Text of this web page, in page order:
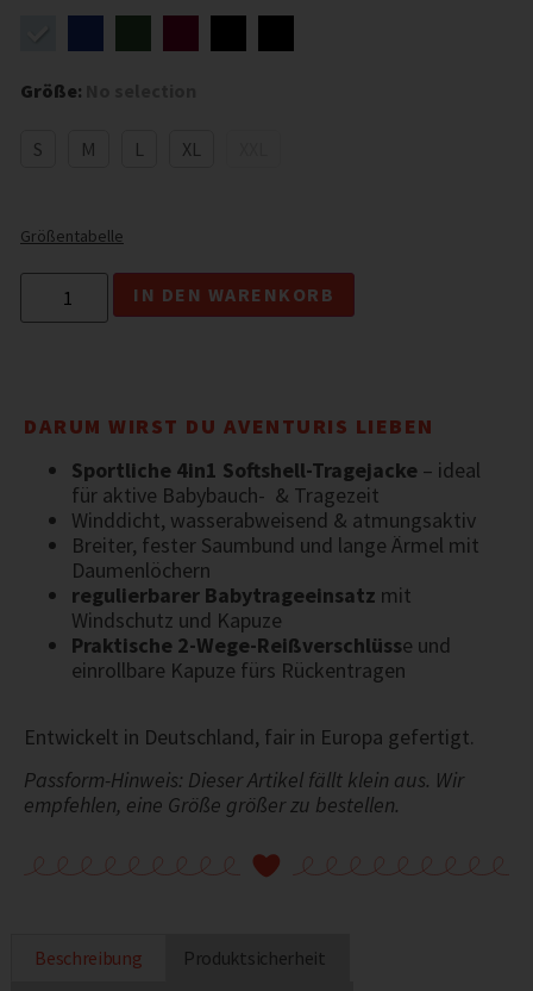
Größe:
S M L XL
Größentabelle
IN DEN WARENKORB
DARUM WIRST DU AVENTURIS LIEBEN
Sportliche 4in1 Softshell-Tragejacke – ideal
für aktive Babybauch- & Tragezeit
Winddicht, wasserabweisend & atmungsaktiv
Breiter, fester Saumbund und lange Ärmel mit
Daumenlöchern
regulierbarer Babytrageeinsatz mit
Windschutz und Kapuze
Praktische 2-Wege-Reißverschlüsse und
einrollbare Kapuze fürs Rückentragen
Entwickelt in Deutschland, fair in Europa gefertigt.
Passform-Hinweis: Dieser Artikel fällt klein aus. Wir
empfehlen, eine Größe größer zu bestellen.
Beschreibung
Produktsicherheit